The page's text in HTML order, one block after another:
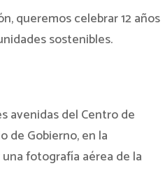
queremos celebrar 12 años
sostenibles.
avenidas del Centro de
de Gobierno, en la
fotografía aérea de la